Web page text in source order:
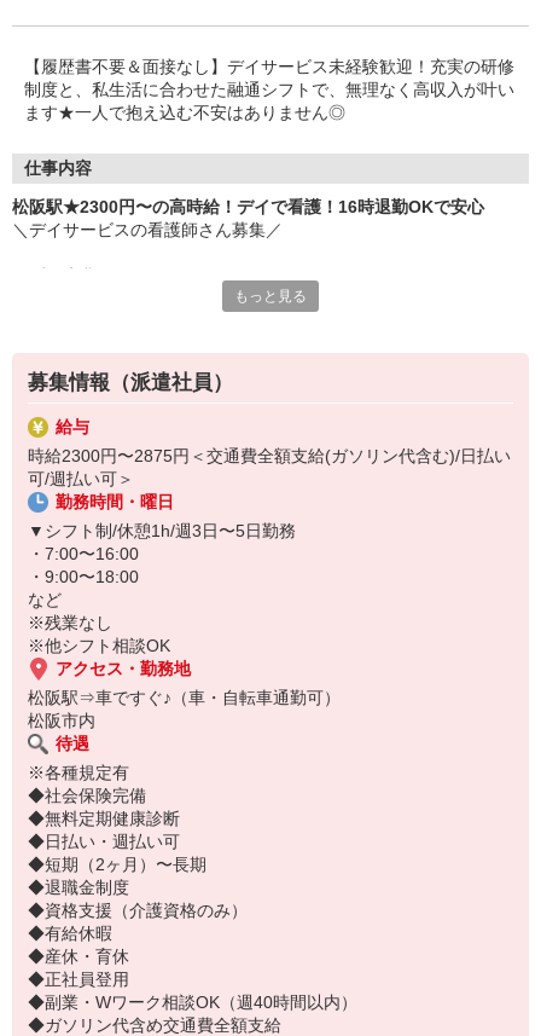
【履歴書不要＆面接なし】デイサービス未経験歓迎！充実の研修
制度と、私生活に合わせた融通シフトで、無理なく高収入が叶い
ます★一人で抱え込む不安はありません◎
仕事内容
松阪駅★2300円〜の高時給！デイで看護！16時退勤OKで安心
＼デイサービスの看護師さん募集／
・服薬管理
・介護職員や訪問医との連携
・看護記録の作成 等
日勤のみでシフトの融通が利くので、
無理なく長く続けられますよ♪
周囲とのコミュニケーションを大切にできる方、大歓迎◎
もっと見る
募集情報（派遣社員）
給与
時給2300円〜2875円＜交通費全額支給(ガソリン代含む)/日払い
可/週払い可＞
勤務時間・曜日
▼シフト制/休憩1h/週3日〜5日勤務
・7:00〜16:00
・9:00〜18:00
など
※残業なし
※他シフト相談OK
アクセス・勤務地
松阪駅⇒車ですぐ♪（車・自転車通勤可）
松阪市内
待遇
※各種規定有
◆社会保険完備
◆無料定期健康診断
◆日払い・週払い可
◆短期（2ヶ月）〜長期
◆退職金制度
◆資格支援（介護資格のみ）
◆有給休暇
◆産休・育休
◆正社員登用
◆副業・Wワーク相談OK（週40時間以内）
◆ガソリン代含め交通費全額支給